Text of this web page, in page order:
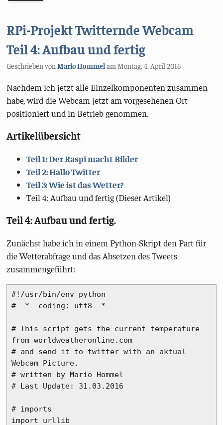
RPi-Projekt Twitternde Webcam
Teil 4: Aufbau und fertig
Geschrieben vonMario Hommelam Montag, 4. April 2016
Nachdem ich jetzt alle Einzelkomponenten zusammen
habe, wird die Webcam jetzt am vorgesehenen Ort
positioniert und in Betrieb genommen.
Artikelübersicht
Teil 1: Der Raspi macht Bilder
Teil 2: Hallo Twitter
Teil 3: Wie ist das Wetter?
Teil 4: Aufbau und fertig (Dieser Artikel)
Teil 4: Aufbau und fertig.
Zunächst habe ich in einem Python-Skript den Part für
die Wetterabfrage und das Absetzen des Tweets
zusammengeführt:
#!/usr/bin/env python
# -*- coding: utf8 -*-
# This script gets the current temperature
from worldweatheronline.com
# and send it to twitter with an aktual
Webcam Picture.
# written by Mario Hommel
# Last Update: 31.03.2016
# imports
import urllib